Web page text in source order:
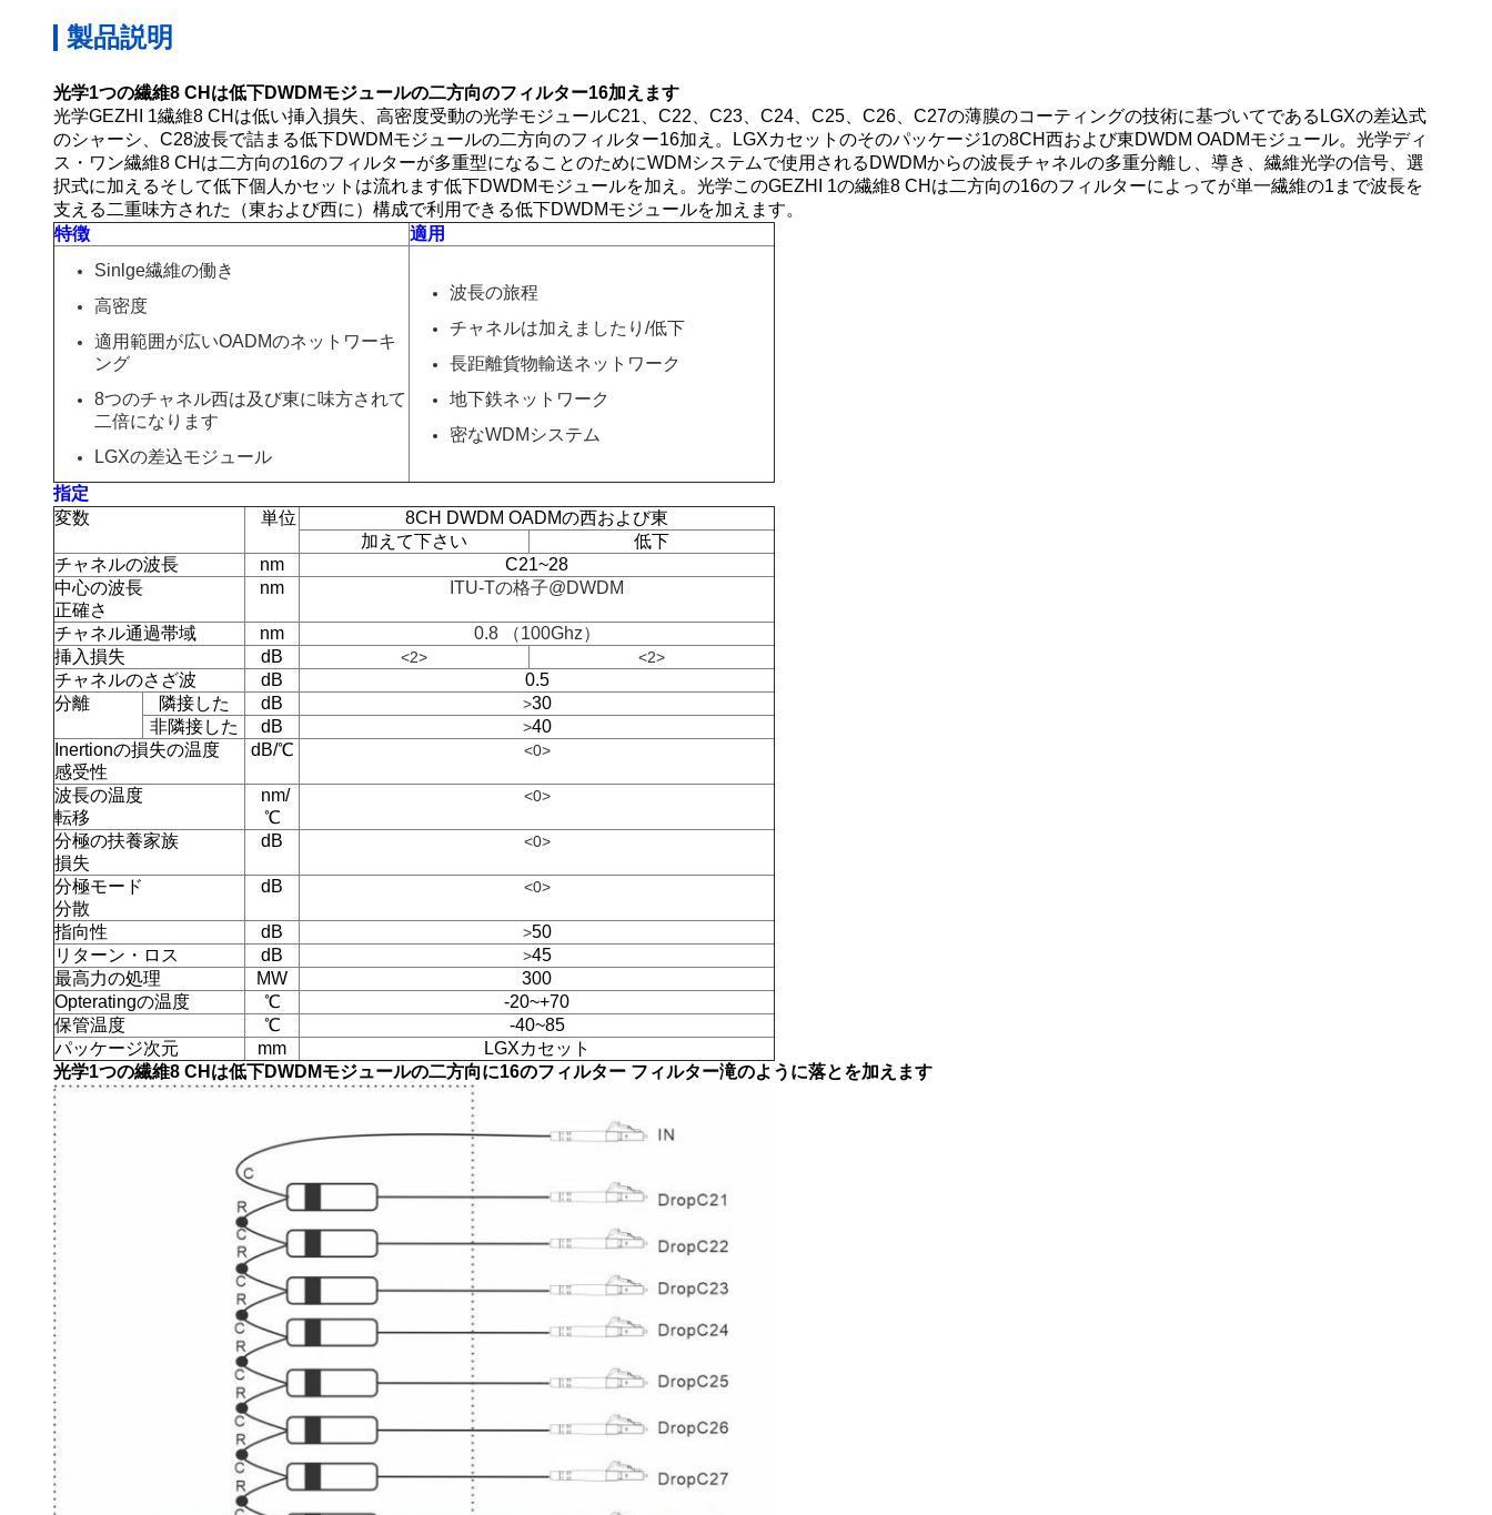
製品説明
光学1つの繊維8 CHは低下DWDMモジュールの二方向のフィルター16加えます
光学GEZHI 1繊維8 CHは低い挿入損失、高密度受動の光学モジュールC21、C22、C23、C24、C25、C26、C27の薄膜のコーティングの技術に基づいてであるLGXの差込式
のシャーシ、C28波長で詰まる低下DWDMモジュールの二方向のフィルター16加え。LGXカセットのそのパッケージ1の8CH西および東DWDM OADMモジュール。光学ディ
ス・ワン繊維8 CHは二方向の16のフィルターが多重型になることのためにWDMシステムで使用されるDWDMからの波長チャネルの多重分離し、導き、繊維光学の信号、選
択式に加えるそして低下個人かセットは流れます低下DWDMモジュールを加え 。 光学このGEZHI 1の繊維8 CHは二方向の16のフィルターによってが単一繊維の1まで波長を
支える二重味方された（東および西に）構成で利用できる低下DWDMモジュールを加えます。
特徴
適用
Sinlge繊維の働き
高密度
適用範囲が広いOADMのネットワーキ
ング
8つのチャネル西は及び東に味方されて
二倍になります
LGXの差込モジュール
波長の旅程
チャネルは加えましたり/低下
長距離貨物輸送ネットワーク
地下鉄ネットワーク
密なWDMシステム
指定
変数
単位
8CH DWDM OADMの西および東
加えて下さい
低下
チャネルの波長
nm
C21~28
中心の波長
正確さ
nm ITU-Tの格子@DWDM
チャネル通過帯域 nm
0.8 （100Ghz）
挿入損失
dB <2> <2>
チャネルのさざ波 dB
0.5
分離
隣接した dB >30
非隣接した
dB >40
Inertionの損失の温度
感受性
dB/℃ <0>
波長の温度
転移
nm/
℃
<0>
分極の扶養家族
損失
dB <0>
分極モード
分散
dB <0>
指向性 dB >50
リターン・ロス
dB >45
最高力の処理
MW
300
Opteratingの温度
℃
-20~+70
保管温度
℃
-40~85
パッケージ次元
mm
LGXカセット
光学1つの繊維8 CHは低下DWDMモジュールの二方向に16のフィルター フィルター滝のように落とを加えます